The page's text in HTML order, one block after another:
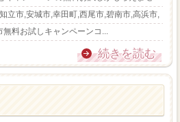
立市,安城市,幸田町,西尾市,碧南市,高浜市,
料お試しキャンペーンコ...
続きを読む